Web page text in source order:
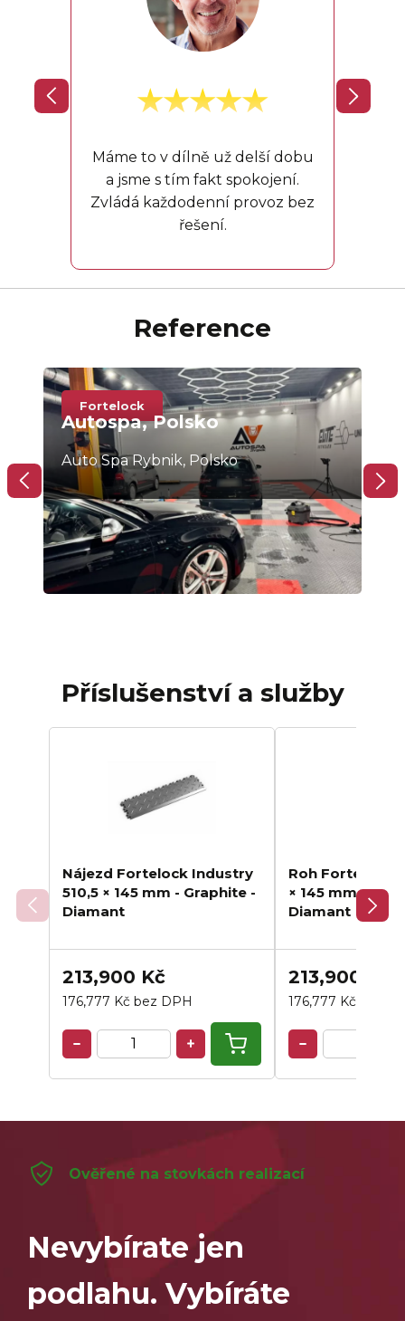
Máme to v dílně už delší dobu
a jsme s tím fakt spokojení.
Zvládá každodenní provoz bez
řešení.
Reference
Fortelock
Autospa, Polsko
Auto Spa Rybnik, Polsko
Příslušenství a služby
Nájezd Fortelock Industry
510,5 × 145 mm - Graphite -
Diamant
213,900 Kč
176,777 Kč bez DPH
Roh Fortelock
× 145 mm -
Diamant
213,900 Kč
176,777 Kč bez
Ověřené na stovkách realizací
Nevybírate jen
podlahu. Vybíráte